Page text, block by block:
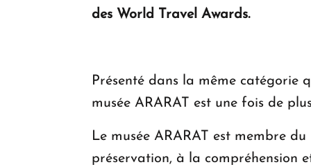
des World Travel Awards.
Présenté dans la même catégorie
musée ARARAT est une fois de
Le musée ARARAT est membre
préservation, à la compréhension